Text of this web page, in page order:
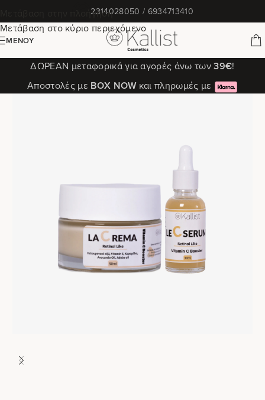
Μετάβαση στην πλοήγηση
Μετάβαση στο κύριο περιεχόμενο
✆2314028050 / 6934713410
ΜΕΝΟΎ
ΔΩΡΕΑΝ μεταφορικά για αγορές άνω των39€!
Αποστολές με ΒΟΧ ΝΟWκαι πληρωμές με